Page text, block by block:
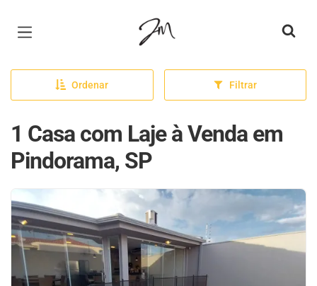
Página inicial
Ordenar Filtrar
1 Casa com Laje à Venda em
Pindorama, SP